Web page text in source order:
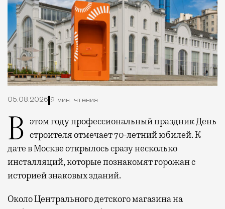
05.08.2026 2 мин. чтения
В этом году профессиональный праздник День строителя отмечает 70-летний юбилей. К
дате в Москве открылось сразу несколько
инсталляций, которые познакомят горожан с
историей знаковых зданий.
Около Центрального детского магазина на